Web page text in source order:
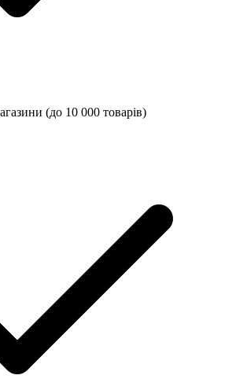
(до 10 000 товарів)